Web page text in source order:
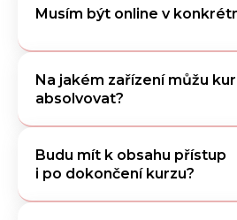
Musím být online v
Na jakém zařízení můžu
absolvovat?
Budu mít k obsahu přístup
i po dokončení kurzu?